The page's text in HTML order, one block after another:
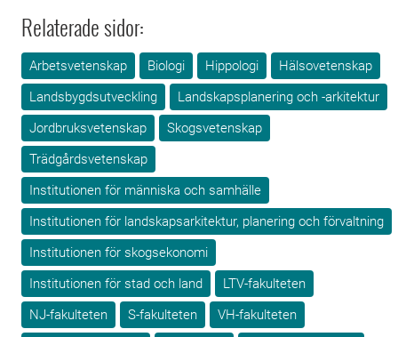
Relaterade sidor:
Arbetsvetenskap Biologi Hippologi
Hälsovetenskap
Landsbygdsutveckling
Landskapsplanering och -arkitektur
Jordbruksvetenskap
Skogsvetenskap
Trädgårdsvetenskap
Institutionen för människa och samhälle
Institutionen för landskapsarkitektur, planering och förvaltning
Institutionen för skogsekonomi
Institutionen för stad och land
LTV-fakulteten
NJ-fakulteten
S-fakulteten
VH-fakulteten